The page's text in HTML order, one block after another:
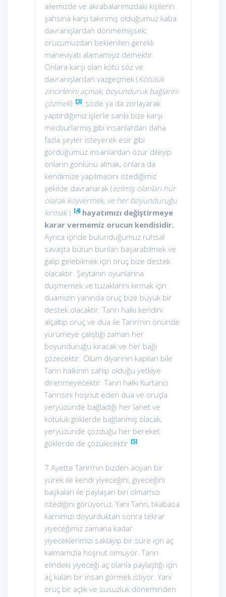
ailemizde ve akrabalarımızdaki kişilerin
şahsına karşı takınmış olduğumuz kaba
davranışlardan dönmemişsek;
orucumuzdan beklenilen gerekli
maneviyatı alamamışız demektir.
Onlara karşı olan kötü söz ve
davranışlardan vazgeçmek (Kötülük
zincirlerini açmak, boyunduruk bağlarını
çözmek) [3], sözle ya da zorlayarak
yaptırdığımız işlerle sanki bize karşı
mecburlarmış gibi insanlardan daha
fazla şeyler isteyerek esir gibi
gördüğümüz insanlardan özür dileyip
onların gönlünü almak, onlara da
kendimize yapılmasını istediğimiz
şekilde davranarak (ezilmiş olanları hür
olarak koyvermek, ve her boyunduruğu
kırmak) [4]hayatımızı değiştirmeye
karar vermemiz orucun kendisidir.
Ayrıca içinde bulunduğumuz ruhsal
savaşta bütün bunları başarabilmek ve
galip gelebilmek için oruç bize destek
olacaktır. Şeytanın oyunlarına
düşmemek ve tuzaklarını kırmak için
duamızın yanında oruç bize büyük bir
destek olacaktır. Tanrı halkı kendini
alçaltıp oruç ve dua ile Tanrı’nın önünde
yürümeye çalıştığı zaman her
boyunduruğu kıracak ve her bağı
çözecektir. Ölüm diyarının kapıları bile
Tanrı halkının sahip olduğu yetkiye
direnmeyecektir. Tanrı halkı Kurtarıcı
Tanrısını hoşnut eden dua ve oruçla
yeryüzünde bağladığı her lanet ve
kötülük göklerde bağlanmış olacak,
yeryüzünde çözdüğü her bereket
göklerde de çözülecektir [5].
7 Ayette Tanrı’nın bizden acıyan bir
yürek ile kendi yiyeceğini, giyeceğini
başkaları ile paylaşan biri olmamızı
istediğini görüyoruz. Yani Tanrı, tıkabasa
karnımızı doyurduktan sonra tekrar
yiyeceğimiz zamana kadar
yiyeceklerimizi saklayıp bir süre için aç
kalmamızla hoşnut olmuyor. Tanrı
elindeki yiyeceği aç olanla paylaştığı için
aç kalan bir insan görmek istiyor. Yani
oruç bir açlık ve susuzluk döneminden